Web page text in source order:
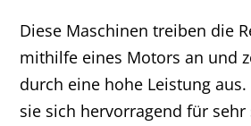
Diese Maschinen treiben die
mithilfe eines Motors an und
durch eine hohe Leistung
sie sich hervorragend für